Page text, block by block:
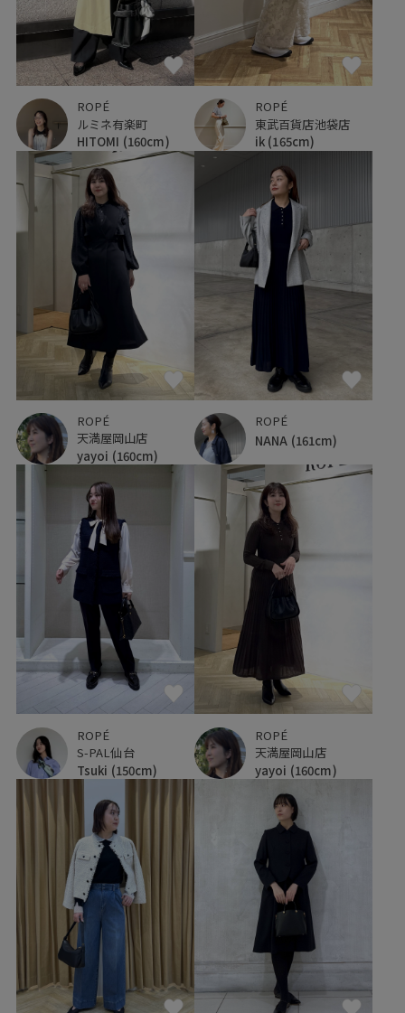
ROPÉ
ルミネ有楽町
HITOMI (160cm)
ROPÉ
東武百貨店池袋店
ik (165cm)
ROPÉ
天満屋岡山店
yayoi (160cm)
ROPÉ
NANA (161cm)
ROPÉ
S-PAL仙台
Tsuki (150cm)
ROPÉ
天満屋岡山店
yayoi (160cm)